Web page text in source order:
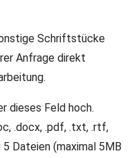
Schriftstücke
Anfrage direkt
dieses Feld hoch.
.docx, .pdf, .txt, .rtf,
Dateien (maximal 5MB